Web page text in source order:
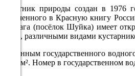
1.3
317°
08.08
21:00
Памятник природы создан в 1976
включенного в Красную книгу
Кокшага (посёлок Шуйка) имеет
белой, различными видами
По данным государственного
95,6 км². Номер в государственном